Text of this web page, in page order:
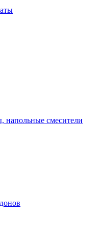
напольные смесители